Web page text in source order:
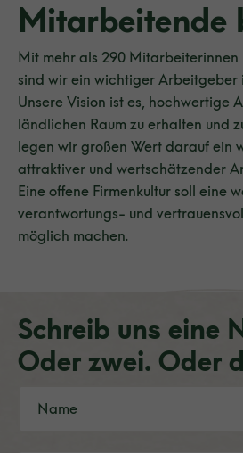
Mitarbeitende
Mit mehr als 290
sind wir ein wichtiger Arbeitgeber
Unsere Vision ist es, hochwertige
ländlichen Raum zu erhalten und
legen wir großen Wert darauf ein
attraktiver und wertschätzender
Eine offene Firmenkultur soll eine
verantwortungs- und
möglich machen.
Schreib uns eine
Oder zwei. Oder